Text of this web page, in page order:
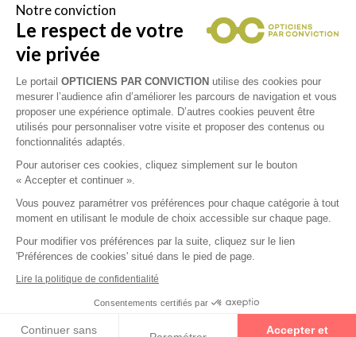
Vous êtes un professionnel de la vue et
vous souhaitez nous rejoindre ?
Contactez Alliance Optic, la centrale d’achats et
d’accompagnement des opticiens indépendants
Contacts
2026 © Opticiens Par Conviction. Tous droits
réservés
Notre conviction
Le respect de votre
vie privée
Le portail OPTICIENS PAR CONVICTION utilise des cookies pour
mesurer l’audience afin d’améliorer les parcours de navigation et vous
proposer une expérience optimale. D’autres cookies peuvent être
utilisés pour personnaliser votre visite et proposer des contenus ou
fonctionnalités adaptés.
Pour autoriser ces cookies, cliquez simplement sur le bouton
« Accepter et continuer ».
Vous pouvez paramétrer vos préférences pour chaque catégorie à tout
moment en utilisant le module de choix accessible sur chaque page.
Pour modifier vos préférences par la suite, cliquez sur le lien
'Préférences de cookies' situé dans le pied de page.
Lire la politique de confidentialité
Consentements certifiés par
Continuer sans Accepter et